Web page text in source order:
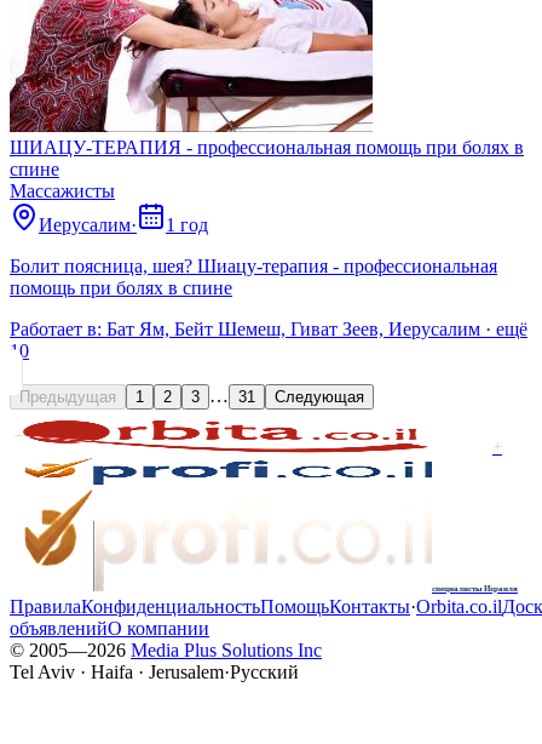
ШИАЦУ-ТЕРАПИЯ - профессиональная помощь при болях в
спине
Массажисты
Иерусалим·
1 год
Болит поясница, шея? Шиацу-терапия - профессиональная
помощь при болях в спине
Работает в: Бат Ям, Бейт Шемеш, Гиват Зеев, Иерусалим · ещё
10
Предыдущая 1 2 3 … 31 Следующая
+
специалисты Израиля
ПравилаКонфиденциальностьПомощьКонтакты·Orbita.co.il
объявленийО компании
© 2005—2026 Media Plus Solutions Inc
Tel Aviv · Haifa · Jerusalem·Русский